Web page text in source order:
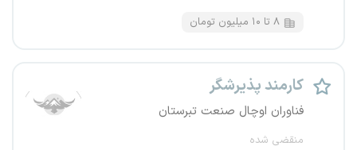
۸ تا ۱۰ میلیون تومان
کارمند پذیرشگر
فناوران اوچال صنعت تبرستان
منقضی شده